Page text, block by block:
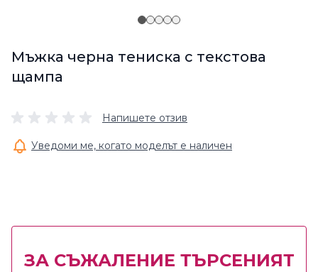
Мъжка черна тениска с текстова
щампа
Напишете отзив
Уведоми ме, когато моделът е наличен
ЗА СЪЖАЛЕНИЕ ТЪРСЕНИЯТ